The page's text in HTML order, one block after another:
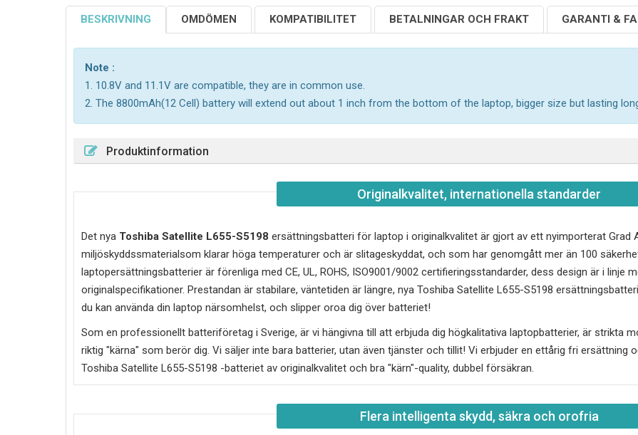
BESKRIVNING OMDÖMEN KOMPATIBILITET BETALNINGAR OCH FRAKT GARANTI &
Note :
1. 10.8V and 11.1V are compatible, they are in common use.
2. The 8800mAh(12 Cell) battery will extend out about 1 inch from the bottom of the laptop, bigger size but lasting
Produktinformation
Originalkvalitet, internationella standarder
Det nya Toshiba Satellite L655-S5198 ersättningsbatteri för laptop i originalkvalitet är gjort av ett nyimporterat Grad
miljöskyddssmaterialsom klarar höga temperaturer och är slitageskyddat, och som har genomgått mer än 100
laptopersättningsbatterier är förenliga med CE, UL, ROHS, ISO9001/9002 certifieringsstandarder, dess design är i linje
originalspecifikationer. Prestandan är stabilare, väntetiden är längre, nya Toshiba Satellite L655-S5198
du kan använda din laptop närsomhelst, och slipper oroa dig över batteriet!
Som en professionellt batteriföretag i Sverige, är vi hängivna till att erbjuda dig högkalitativa laptopbatterier, är strikta
riktig "kärna" som berör dig. Vi säljer inte bara batterier, utan även tjänster och tillit! Vi erbjuder en ettårig fri ersättning
Toshiba Satellite L655-S5198 -batteriet av originalkvalitet och bra "kärn"-quality, dubbel försäkran.
Flera intelligenta skydd, säkra och orofria